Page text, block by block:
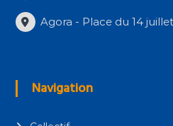
Agora - Place du 14
Navigation